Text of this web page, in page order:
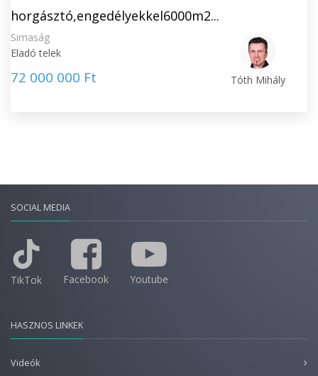
horgásztó,engedélyekkel6000m2...
Simaság
Eladó telek
72 000 000 Ft Tóth Mihály
SOCIAL MEDIA
TikTok Facebook Youtube
HASZNOS LINKEK
Videók